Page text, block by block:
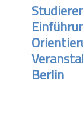
Berlin